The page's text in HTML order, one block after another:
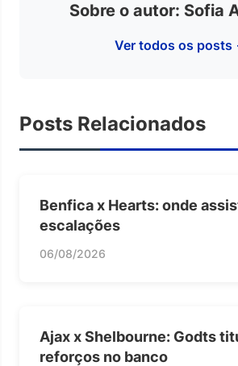
Sobre o autor: Sofia
Ver todos os posts
Posts Relacionados
Benfica x Hearts: onde
escalações
06/08/2026
Ajax x Shelbourne: Godts
reforços no banco